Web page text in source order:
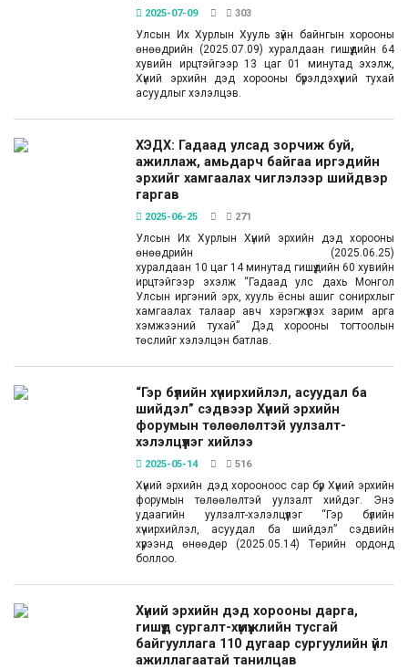
2025-07-09 303
Улсын Их Хурлын Хууль зүйн байнгын хорооны
өнөөдрийн (2025.07.09) хуралдаан гишүүдийн 64
хувийн ирцтэйгээр 13 цаг 01 минутад эхэлж,
Хүний эрхийн дэд хорооны бүрэлдэхүүний тухай
асуудлыг хэлэлцэв.
ХЭДХ: Гадаад улсад зорчиж буй,
ажиллаж, амьдарч байгаа иргэдийн
эрхийг хамгаалах чиглэлээр шийдвэр
гаргав
2025-06-25 271
Улсын Их Хурлын Хүний эрхийн дэд хорооны
өнөөдрийн (2025.06.25)
хуралдаан 10 цаг 14 минутад гишүүдийн 60 хувийн
ирцтэйгээр эхэлж “Гадаад улс дахь Монгол
Улсын иргэний эрх, хууль ёсны ашиг сонирхлыг
хамгаалах талаар авч хэрэгжүүлэх зарим арга
хэмжээний тухай” Дэд хорооны тогтоолын
төслийг хэлэлцэн батлав.
“Гэр бүлийн хүчирхийлэл, асуудал ба
шийдэл” сэдвээр Хүний эрхийн
форумын төлөөлөлтэй уулзалт-
хэлэлцүүлэг хийлээ
2025-05-14 516
Хүний эрхийн дэд хорооноос сар бүр Хүний эрхийн
форумын төлөөлөлтэй уулзалт хийдэг. Энэ
удаагийн уулзалт-хэлэлцүүлэг “Гэр бүлийн
хүчирхийлэл, асуудал ба шийдэл” сэдвийн
хүрээнд өнөөдөр (2025.05.14) Төрийн ордонд
боллоо.
Хүний эрхийн дэд хорооны дарга,
гишүүд сургалт-хүмүүжлийн тусгай
байгууллага 110 дугаар сургуулийн үйл
ажиллагаатай танилцав